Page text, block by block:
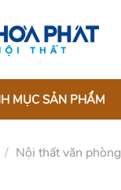
MỤC SẢN PHẨM
/ Nội thất văn phòng